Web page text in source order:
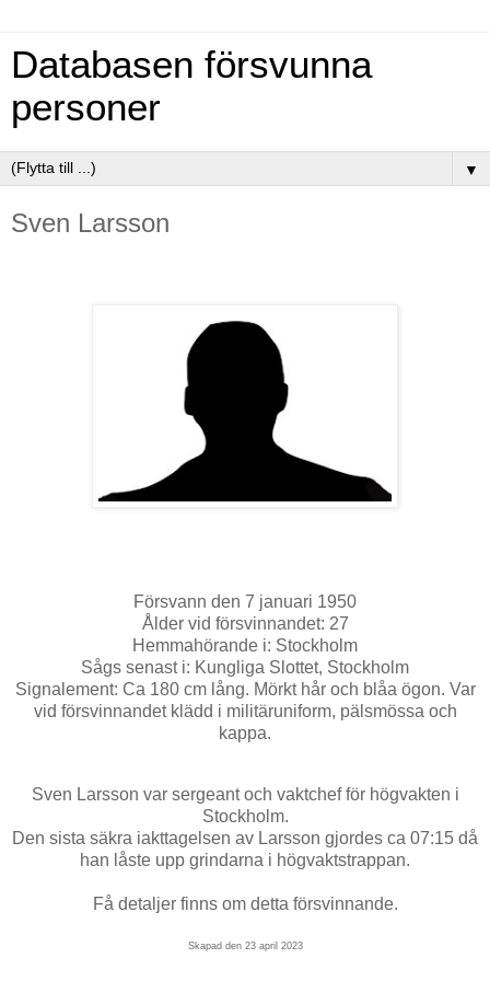
Databasen försvunna
personer
▼
Sven Larsson
Försvann den 7 januari 1950
Ålder vid försvinnandet: 27
Hemmahörande i: Stockholm
Sågs senast i: Kungliga Slottet, Stockholm
Signalement: Ca 180 cm lång. Mörkt hår och blåa ögon. Var
vid försvinnandet klädd i militäruniform, pälsmössa och
kappa.
Sven Larsson var sergeant och vaktchef för högvakten i
Stockholm.
Den sista säkra iakttagelsen av Larsson gjordes ca 07:15 då
han låste upp grindarna i högvaktstrappan.
Få detaljer finns om detta försvinnande.
Skapad den 23 april 2023